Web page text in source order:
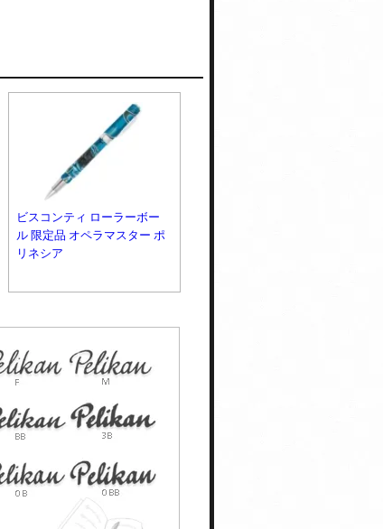
ビスコンティ ローラーボー
ル 限定品 オペラマスター ポ
リネシア